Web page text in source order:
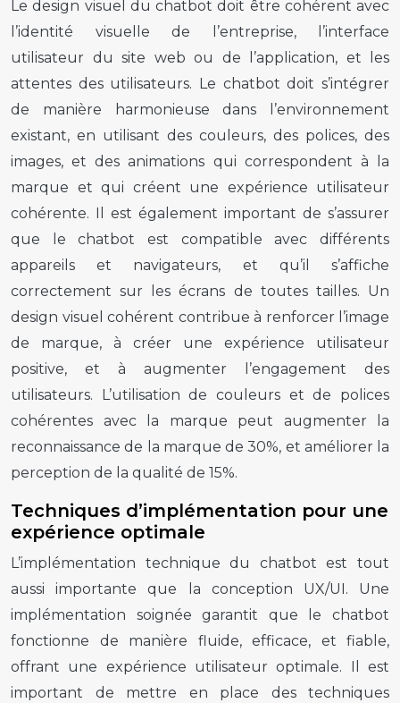
Le design visuel du chatbot doit être cohérent avec
l’identité visuelle de l’entreprise, l’interface
utilisateur du site web ou de l’application, et les
attentes des utilisateurs. Le chatbot doit s’intégrer
de manière harmonieuse dans l’environnement
existant, en utilisant des couleurs, des polices, des
images, et des animations qui correspondent à la
marque et qui créent une expérience utilisateur
cohérente. Il est également important de s’assurer
que le chatbot est compatible avec différents
appareils et navigateurs, et qu’il s’affiche
correctement sur les écrans de toutes tailles. Un
design visuel cohérent contribue à renforcer l’image
de marque, à créer une expérience utilisateur
positive, et à augmenter l’engagement des
utilisateurs. L’utilisation de couleurs et de polices
cohérentes avec la marque peut augmenter la
reconnaissance de la marque de 30%, et améliorer la
perception de la qualité de 15%.
Techniques d’implémentation pour une
expérience optimale
L’implémentation technique du chatbot est tout
aussi importante que la conception UX/UI. Une
implémentation soignée garantit que le chatbot
fonctionne de manière fluide, efficace, et fiable,
offrant une expérience utilisateur optimale. Il est
important de mettre en place des techniques